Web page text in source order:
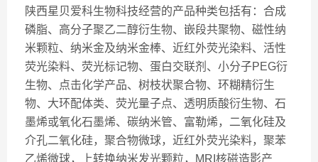
陕西星贝爱科生物科技经营的产品种类包括有：合成
磷脂、高分子聚乙二醇衍生物、嵌段共聚物、磁性纳
米颗粒、纳米金及纳米金棒、近红外荧光染料、活性
荧光染料、荧光标记物、蛋白交联剂、小分子PEG衍
生物、点击化学产品、树枝状聚合物、环糊精衍生
物、大环配体类、荧光量子点、透明质酸衍生物、石
墨烯或氧化石墨烯、碳纳米管、富勒烯，二氧化硅及
介孔二氧化硅，聚合物微球，近红外荧光染料，聚苯
乙烯微球，上转换纳米发光颗粒，MRI核磁造影产